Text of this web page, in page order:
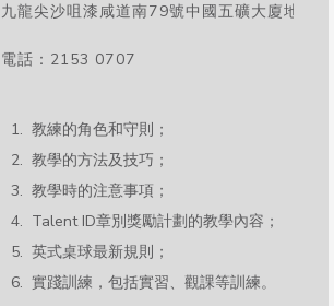
九龍尖沙咀漆咸道南79號中國五礦大廈地庫
電話：2153 0707
教練的角色和守則；
教學的方法及技巧；
教學時的注意事項；
Talent ID章別獎勵計劃的教學內容；
英式桌球最新規則；
實踐訓練，包括實習、觀課等訓練。